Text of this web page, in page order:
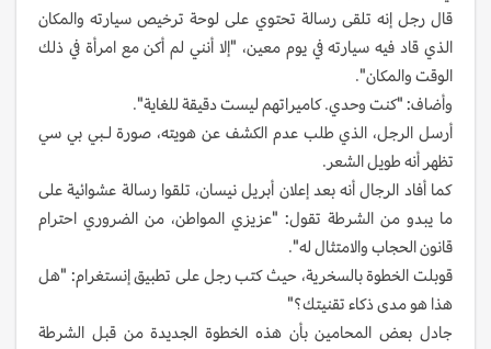
قال رجل إنه تلقى رسالة تحتوي على لوحة ترخيص سيارته والمكان
الذي قاد فيه سيارته في يوم معين، "إلا أنني لم أكن مع امرأة في ذلك
الوقت والمكان".
وأضاف: "كنت وحدي. كاميراتهم ليست دقيقة للغاية".
أرسل الرجل، الذي طلب عدم الكشف عن هويته، صورة لـبي بي سي
تظهر أنه طويل الشعر.
كما أفاد الرجال أنه بعد إعلان أبريل نيسان، تلقوا رسالة عشوائية على
ما يبدو من الشرطة تقول: "عزيزي المواطن، من الضروري احترام
قانون الحجاب والامتثال له".
قوبلت الخطوة بالسخرية، حيث كتب رجل على تطبيق إنستغرام: "هل
هذا هو مدى ذكاء تقنيتك؟"
جادل بعض المحامين بأن هذه الخطوة الجديدة من قبل الشرطة